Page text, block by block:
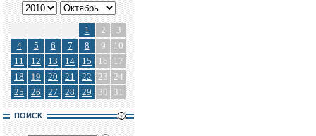
1 2
3
4
5 6 7 8 9
10
11
12 13 14 15 16
17
18
19 20 21 22 23 24
25
26 27 28 29 30 31
ПОИСК